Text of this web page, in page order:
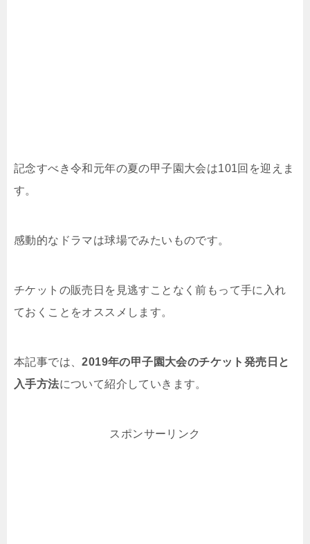
記念すべき令和元年の夏の甲子園大会は101回を迎えま
す。
感動的なドラマは球場でみたいものです。
チケットの販売日を見逃すことなく前もって手に入れ
ておくことをオススメします。
本記事では、2019年の甲子園大会のチケット発売日と
入手方法について紹介していきます。
スポンサーリンク